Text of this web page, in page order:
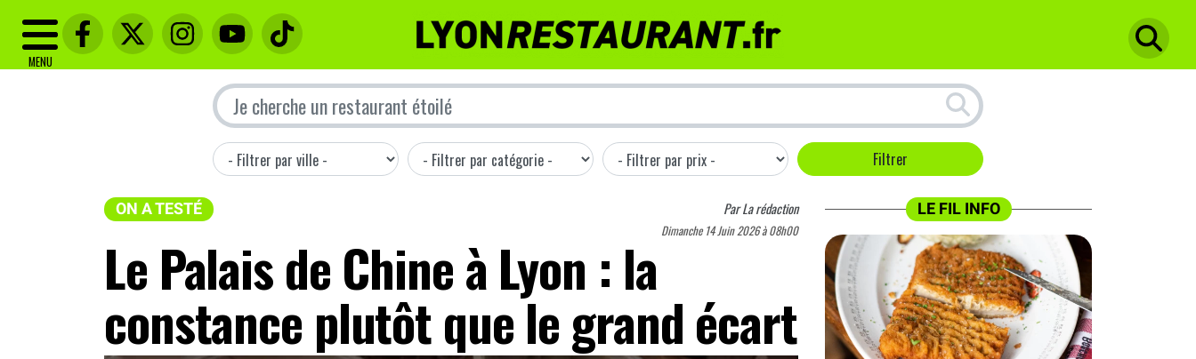
MENU
ON A TESTÉ ParLa rédaction
Dimanche 14 Juin 2026 à 08h00
Le Palais de Chine à Lyon : la
constance plutôt que le grand écart
LE FIL INFO